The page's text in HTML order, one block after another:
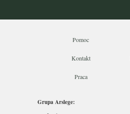
Pomoc
Kontakt
Praca
Grupa Arslege: